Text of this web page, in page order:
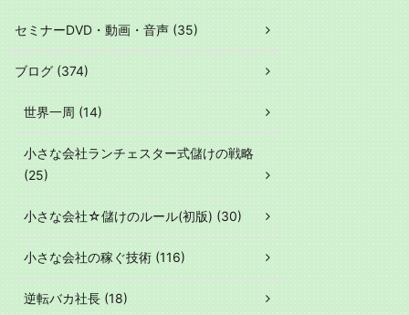
セミナーDVD・動画・音声 (35)
ブログ (374)
世界一周 (14)
小さな会社ランチェスター式儲けの戦略
(25)
小さな会社☆儲けのルール(初版) (30)
小さな会社の稼ぐ技術 (116)
逆転バカ社長 (18)